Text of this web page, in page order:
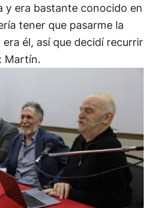
y era bastante conocido en
tener que pasarme la
él, así que decidí recurrir
Martín.